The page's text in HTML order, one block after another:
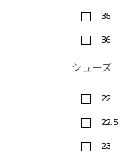
35
36
シューズ
22
22.5
23